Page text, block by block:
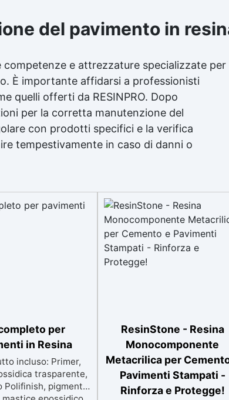
del pavimento in
competenze e attrezzature specializzate per
È importante affidarsi a professionisti
quelli offerti da RESINPRO. Dopo
per la corretta manutenzione del
con prodotti specifici e la verifica
tempestivamente in caso di danni o
per
in Resina
incluso: Primer,
trasparente,
Polifinish, pigmenti
ResinStone - Resina
Monocomponente
Metacrilica per
Pavimenti Stampati -
Rinforza e Protegge!